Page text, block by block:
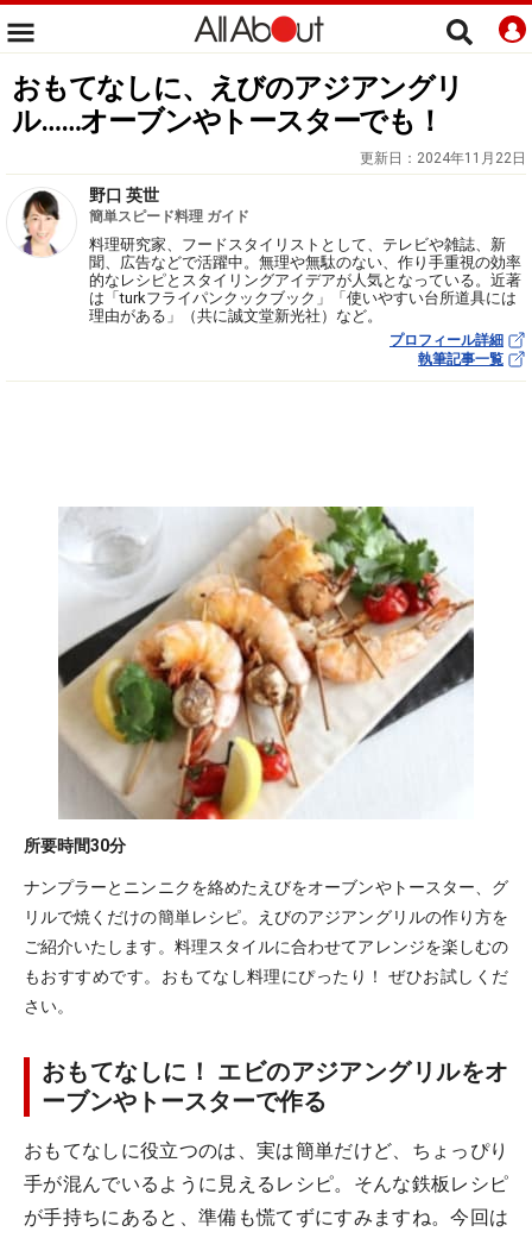
おもてなしに、えびのアジアングリ
ル……オーブンやトースターでも！
更新日： 2024年11月22日
野口 英世
簡単スピード料理 ガイド
料理研究家、フードスタイリストとして、テレビや雑誌、新
聞、広告などで活躍中。無理や無駄のない、作り手重視の効率
的なレシピとスタイリングアイデアが人気となっている。近著
は「turkフライパンクックブック」「使いやすい台所道具には
理由がある」（共に誠文堂新光社）など。
プロフィール詳細
執筆記事一覧
所要時間30分
ナンプラーとニンニクを絡めたえびをオーブンやトースター、グ
リルで焼くだけの簡単レシピ。えびのアジアングリルの作り方を
ご紹介いたします。料理スタイルに合わせてアレンジを楽しむの
もおすすめです。おもてなし料理にぴったり！ ぜひお試しくだ
さい。
おもてなしに！ エビのアジアングリルをオ
ーブンやトースターで作る
おもてなしに役立つのは、実は簡単だけど、ちょっぴり
手が混んでいるように見えるレシピ。そんな鉄板レシピ
が手持ちにあると、準備も慌てずにすみますね。今回は